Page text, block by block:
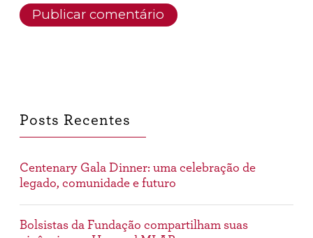
Posts Recentes
Centenary Gala Dinner: uma celebração de
legado, comunidade e futuro
Bolsistas da Fundação compartilham suas